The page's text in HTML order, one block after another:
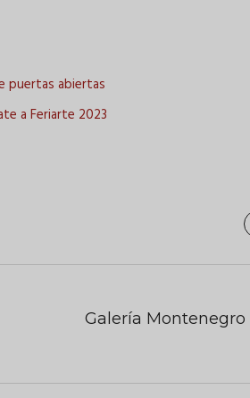
puertas abiertas
a Feriarte 2023
Galería